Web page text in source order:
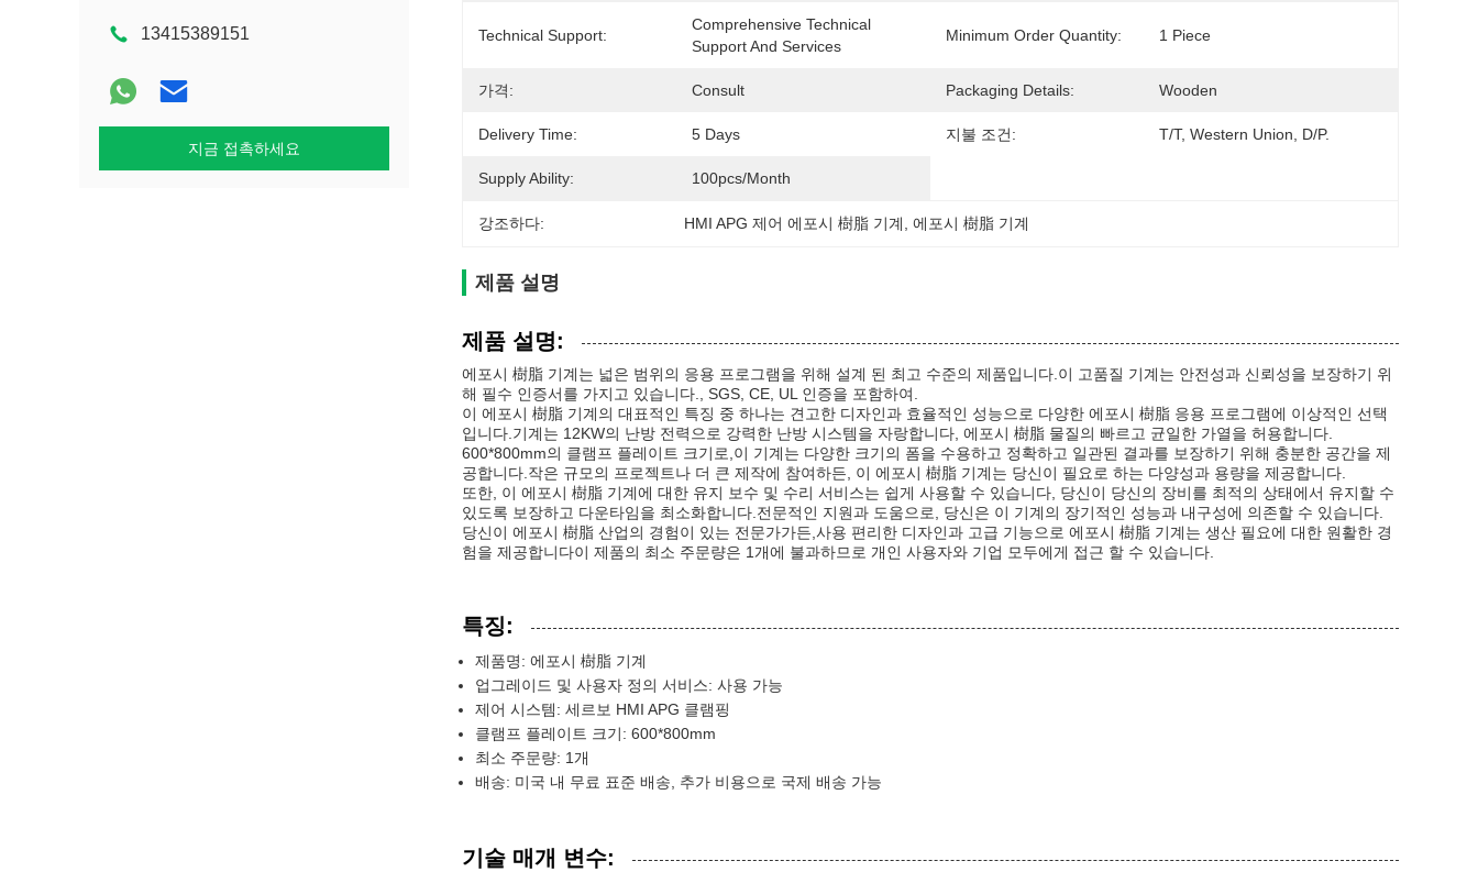
13415389151
지금 접촉하세요
Technical Support:
Comprehensive Technical
Support And Services
Minimum Order Quantity: 1 Piece
가격: Consult Packaging Details: Wooden
Delivery Time: 5 Days 지불 조건: T/T, Western Union, D/P.
Supply Ability: 100pcs/month
강조하다: HMI APG 제어 에포시 樹脂 기계 , 에포시 樹脂 기계
제품 설명
제품 설명:
에포시 樹脂 기계는 넓은 범위의 응용 프로그램을 위해 설계 된 최고 수준의 제품입니다.이 고품질 기계는 안전성과 신뢰성을 보장하기 위
해 필수 인증서를 가지고 있습니다., SGS, CE, UL 인증을 포함하여.
이 에포시 樹脂 기계의 대표적인 특징 중 하나는 견고한 디자인과 효율적인 성능으로 다양한 에포시 樹脂 응용 프로그램에 이상적인 선택
입니다.기계는 12KW의 난방 전력으로 강력한 난방 시스템을 자랑합니다, 에포시 樹脂 물질의 빠르고 균일한 가열을 허용합니다.
600*800mm의 클램프 플레이트 크기로,이 기계는 다양한 크기의 폼을 수용하고 정확하고 일관된 결과를 보장하기 위해 충분한 공간을 제
공합니다.작은 규모의 프로젝트나 더 큰 제작에 참여하든, 이 에포시 樹脂 기계는 당신이 필요로 하는 다양성과 용량을 제공합니다.
또한, 이 에포시 樹脂 기계에 대한 유지 보수 및 수리 서비스는 쉽게 사용할 수 있습니다, 당신이 당신의 장비를 최적의 상태에서 유지할 수
있도록 보장하고 다운타임을 최소화합니다.전문적인 지원과 도움으로, 당신은 이 기계의 장기적인 성능과 내구성에 의존할 수 있습니다.
당신이 에포시 樹脂 산업의 경험이 있는 전문가가든,사용 편리한 디자인과 고급 기능으로 에포시 樹脂 기계는 생산 필요에 대한 원활한 경
험을 제공합니다이 제품의 최소 주문량은 1개에 불과하므로 개인 사용자와 기업 모두에게 접근 할 수 있습니다.
특징:
제품명: 에포시 樹脂 기계
업그레이드 및 사용자 정의 서비스: 사용 가능
제어 시스템: 세르보 HMI APG 클램핑
클램프 플레이트 크기: 600*800mm
최소 주문량: 1개
배송: 미국 내 무료 표준 배송, 추가 비용으로 국제 배송 가능
기술 매개 변수: